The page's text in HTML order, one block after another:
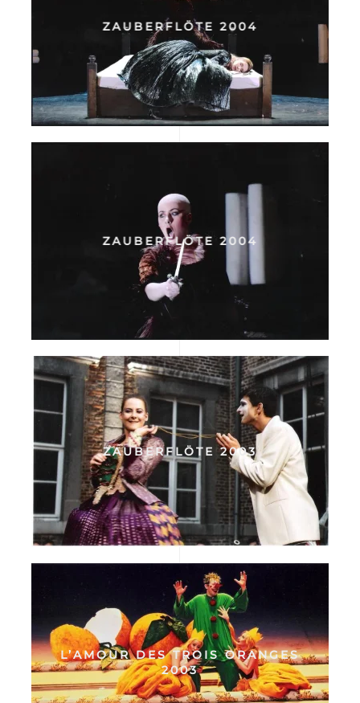
ZAUBERFLÖTE 2004
ZAUBERFLÖTE 2004
ZAUBERFLÖTE 2003
L’AMOUR DES TROIS ORANGES
2003